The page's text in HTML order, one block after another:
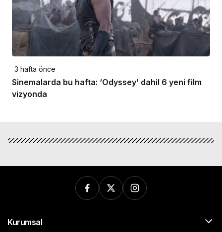
3 hafta önce
Sinemalarda bu hafta: ‘Odyssey’ dahil 6 yeni film
vizyonda
Kurumsal